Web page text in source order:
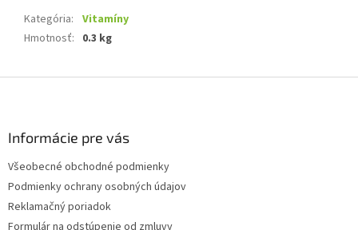
Kategória: Vitamíny
Hmotnosť: 0.3 kg
Informácie pre vás
Všeobecné obchodné podmienky
Podmienky ochrany osobných údajov
Reklamačný poriadok